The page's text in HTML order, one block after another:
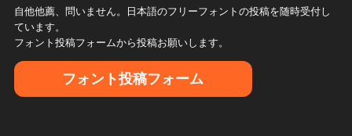
自他他薦、問いません。日本語のフリーフォントの投稿を随時受付し
ています。
フォント投稿フォームから投稿お願いします。
フォント投稿フォーム